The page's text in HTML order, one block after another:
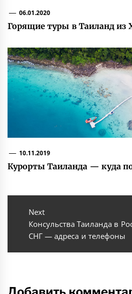
06.01.2020
Горящие туры в Таиланд из
10.11.2019
Курорты Таиланда — куда
Навигация
записям
Next
Next
post:
Консульства Таиланда в
СНГ — адреса и телефоны